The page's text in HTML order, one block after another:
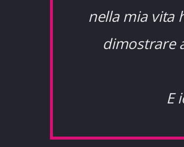
nella mia vita
dimostrare
E